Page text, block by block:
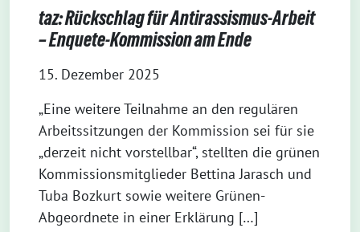
taz: Rückschlag für Antirassismus-Arbeit
– Enquete-Kommission am Ende
15. Dezember 2025
„Eine weitere Teilnahme an den regulären
Arbeitssitzungen der Kommission sei für sie
„derzeit nicht vorstellbar“, stellten die grünen
Kommissionsmitglieder Bettina Jarasch und
Tuba Bozkurt sowie weitere Grünen-
Abgeordnete in einer Erklärung […]